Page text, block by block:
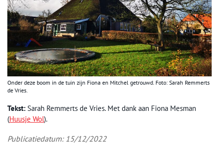
Onder deze boom in de tuin zijn Fiona en Mitchel getrouwd. Foto: Sarah Remmerts
de Vries.
Tekst: Sarah Remmerts de Vries. Met dank aan Fiona Mesman
(Huusje Wol).
Publicatiedatum: 15/12/2022